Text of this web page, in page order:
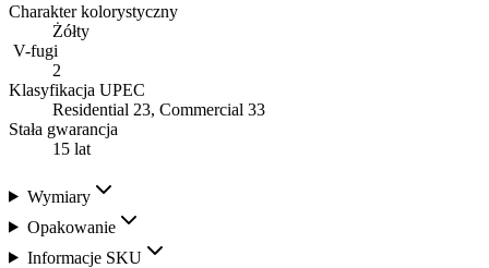
Charakter kolorystyczny
Żółty
V-fugi
2
Klasyfikacja UPEC
Residential 23, Commercial 33
Stała gwarancja
15 lat
Wymiary
Opakowanie
Informacje SKU